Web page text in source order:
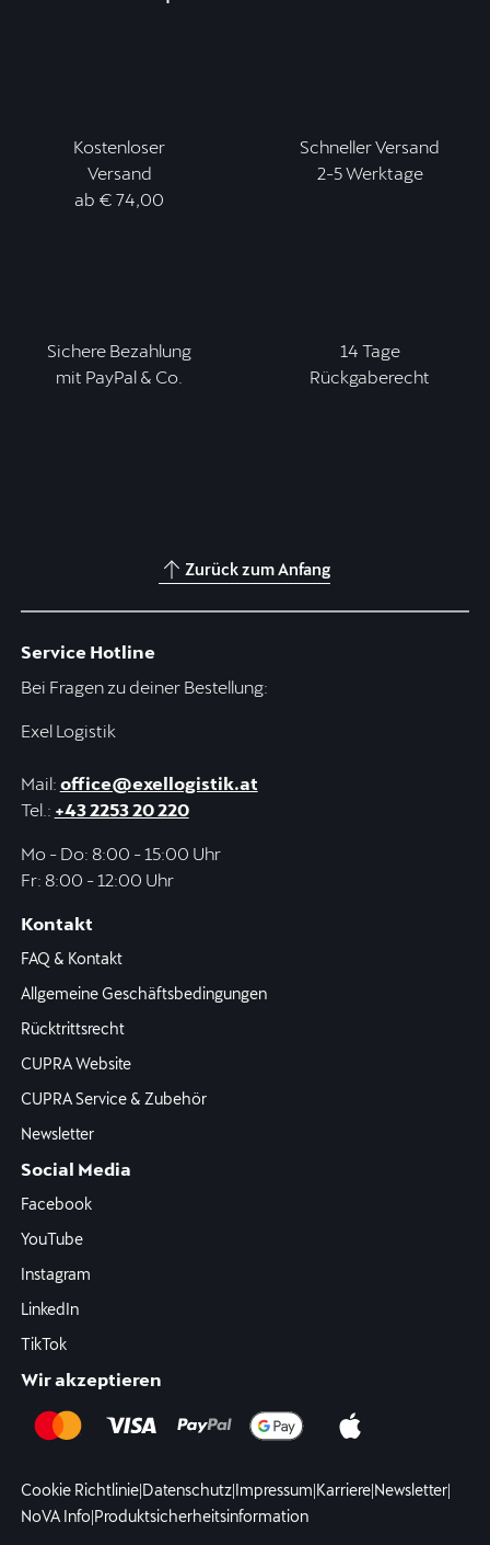
Kostenloser
Versand
ab € 74,00
Schneller Versand
2-5 Werktage
Sichere Bezahlung
mit PayPal & Co.
14 Tage
Rückgaberecht
Zurück zum Anfang
Service Hotline
Bei Fragen zu deiner Bestellung:
Exel Logistik
Mail: office@exellogistik.at
Tel.: +43 2253 20 220
Mo - Do: 8:00 - 15:00 Uhr
Fr: 8:00 - 12:00 Uhr
Kontakt
FAQ & Kontakt
Allgemeine Geschäftsbedingungen
Rücktrittsrecht
CUPRA Website
CUPRA Service & Zubehör
Newsletter
Social Media
Facebook
YouTube
Instagram
LinkedIn
TikTok
Wir akzeptieren
Cookie Richtlinie|Datenschutz|Impressum|Karriere|Newsletter|
NoVA Info|Produktsicherheitsinformation